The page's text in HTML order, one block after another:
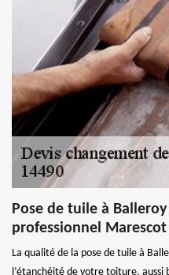
Pose de tuile à
professionnel
La qualité de la pose de tuile à
l’étanchéité de votre toiture, aussi